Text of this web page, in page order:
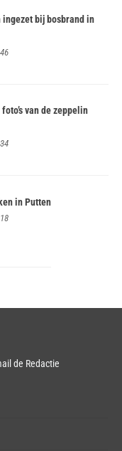
bij bosbrand in
van de zeppelin
in Putten
de Redactie